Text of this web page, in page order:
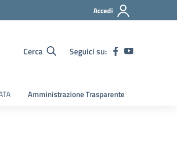
Accedi
Cerca Seguici su:
Amministrazione Trasparente